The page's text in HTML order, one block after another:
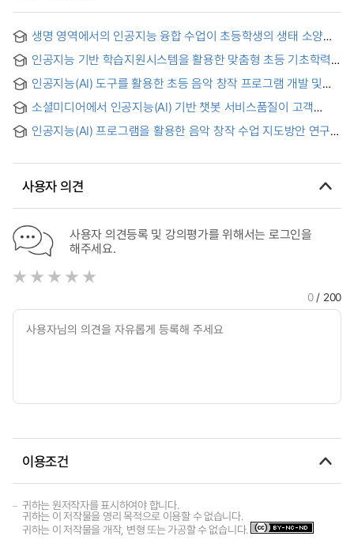
생명 영역에서의 인공지능 융합 수업이 초등학생의 생태 소양에
미치는 영향 : ‘생물과 환경’ 단원을 중심으로 = The Effects of
AI Convergence Education in the Life Domain of Science
on Elementary Students’ Ecological Literacy : Focusing on
the ‘Living Things and Environment’ Unit
인공지능 기반 학습지원시스템을 활용한 맞춤형 초등 기초학력
지도 : 5학년 수학교과를 중심으로 = Basic Proficiency
Education for Elementary School Studuents Using AI-
based Learning Support System - Focused on Fifth Grade
Elementary in Math -
인공지능(AI) 도구를 활용한 초등 음악 창작 프로그램 개발 및
적용
소셜미디어에서 인공지능(AI) 기반 챗봇 서비스품질이 고객
만족도 및 충성도에 미치는 영향 : 중국 시장을 중심으로 = The
Impact of Artificial Intelligence(AI)-based Chatbot Service
Social Media : Focused on Chinese Market
인공지능(AI) 프로그램을 활용한 음악 창작 수업 지도방안 연구 :
Music Creative Class Using AI Programs : Focusing on
사용자 의견
사용자 의견등록 및 강의평가를 위해서는 로그인을
해주세요.
0/ 200
이용조건
귀하는 원저작자를 표시하여야 합니다.
귀하는 이 저작물을 영리 목적으로 이용할 수 없습니다.
귀하는 이 저작물을 개작, 변형 또는 가공할 수 없습니다.